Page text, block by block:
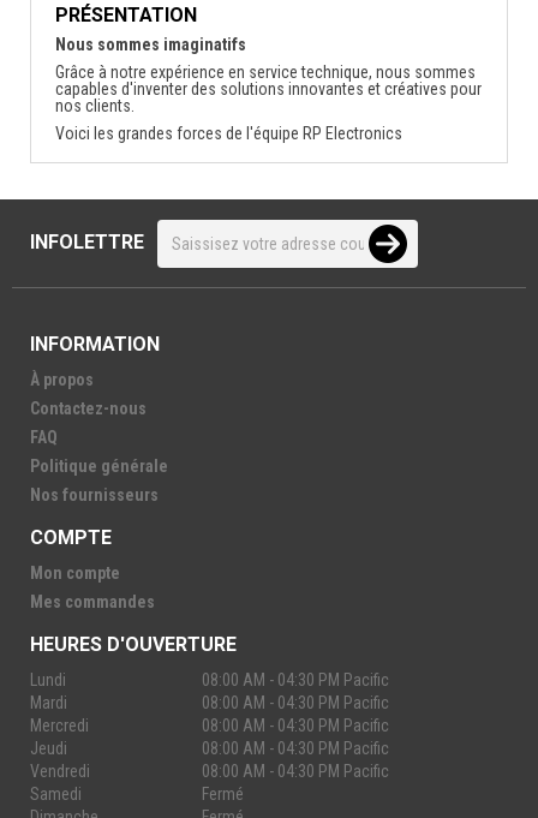
PRÉSENTATION
Nous sommes imaginatifs
Grâce à notre expérience en service technique, nous sommes
capables d'inventer des solutions innovantes et créatives pour
nos clients.
Voici les grandes forces de l'équipe RP Electronics
INFOLETTRE
INFORMATION
À propos
Contactez-nous
FAQ
Politique générale
Nos fournisseurs
COMPTE
Mon compte
Mes commandes
HEURES D'OUVERTURE
Lundi
08:00 AM - 04:30 PM Pacific
Mardi
08:00 AM - 04:30 PM Pacific
Mercredi
08:00 AM - 04:30 PM Pacific
Jeudi
08:00 AM - 04:30 PM Pacific
Vendredi
08:00 AM - 04:30 PM Pacific
Samedi
Fermé